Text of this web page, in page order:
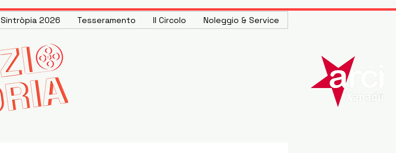
Sintròpia 2026 Tesseramento Il Circolo Noleggio & Service